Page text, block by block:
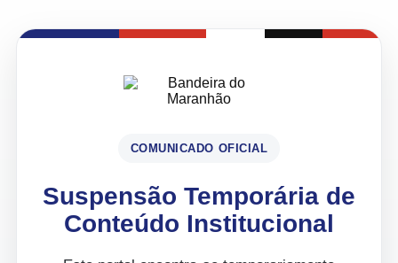
COMUNICADO OFICIAL
Suspensão Temporária de
Conteúdo Institucional